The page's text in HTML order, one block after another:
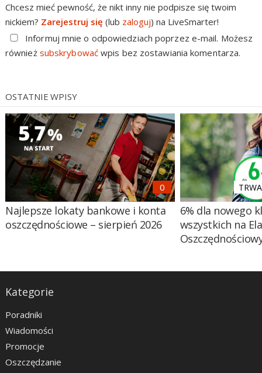
Chcesz mieć pewność, że nikt inny nie podpisze się twoim
nickiem? Zarejestruj się (lub zaloguj) na LiveSmarter!
Informuj mnie o odpowiedziach poprzez e-mail. Możesz
również subskrybowaćwpis bez zostawiania komentarza.
OSTATNIE WPISY
Najlepsze lokaty bankowe i konta
oszczędnościowe – sierpień 2026
6% dla nowego
wszystkich na
Kategorie
Poradniki
Wiadomości
Promocje
Oszczędzanie